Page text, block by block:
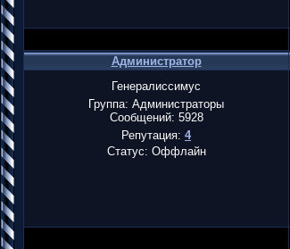
Администратор
Генералиссимус
Группа: Администраторы
Сообщений: 5928
Репутация: 4
Статус: Оффлайн